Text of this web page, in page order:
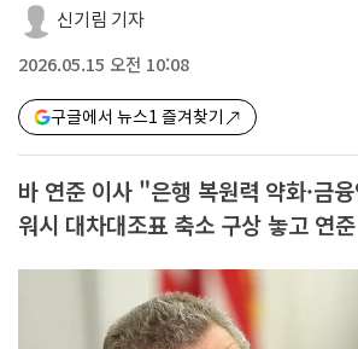
신기림 기자
2026.05.15 오전 10:08
구글에서 뉴스1 즐겨찾기
바 연준 이사 "은행 복원력 약화·금
워시 대차대조표 축소 구상 놓고 연